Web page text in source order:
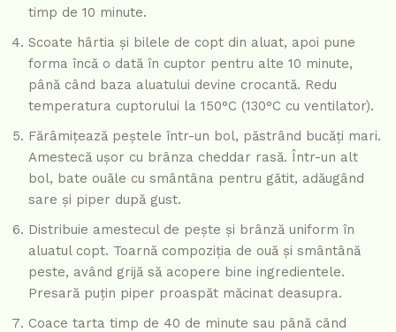
timp de 10 minute.
Scoate hârtia și bilele de copt din aluat, apoi pune
forma încă o dată în cuptor pentru alte 10 minute,
până când baza aluatului devine crocantă. Redu
temperatura cuptorului la 150°C (130°C cu ventilator).
Fărâmițează peștele într-un bol, păstrând bucăți mari.
Amestecă ușor cu brânza cheddar rasă. Într-un alt
bol, bate ouăle cu smântâna pentru gătit, adăugând
sare și piper după gust.
Distribuie amestecul de pește și brânză uniform în
aluatul copt. Toarnă compoziția de ouă și smântână
peste, având grijă să acopere bine ingredientele.
Presară puțin piper proaspăt măcinat deasupra.
Coace tarta timp de 40 de minute sau până când